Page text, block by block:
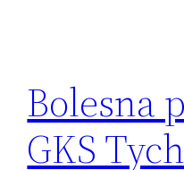
Bolesna
GKS